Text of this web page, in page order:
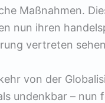
Maßnahmen.
nun ihren
vertreten
von der
undenkbar –